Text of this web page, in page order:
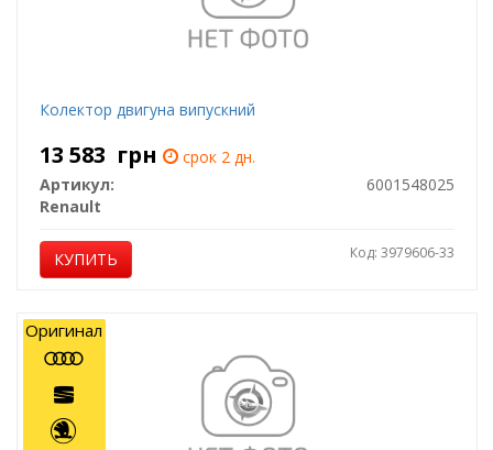
Колектор двигуна випускний
13 583 грн
срок 2 дн.
Артикул:
6001548025
Renault
КУПИТЬ Код: 3979606-33
Оригинал